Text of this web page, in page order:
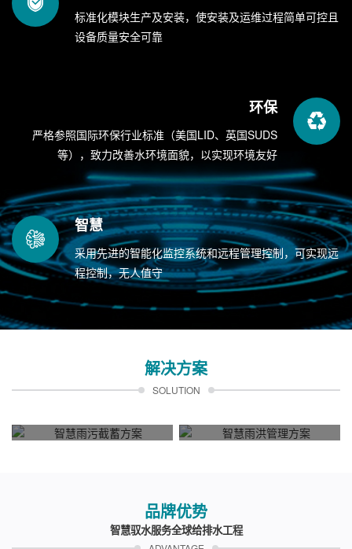
标准化模块生产及安装，使安装及运维过程简单可控且
设备质量安全可靠
环保
严格参照国际环保行业标准（美国LID、英国SUDS
等），致力改善水环境面貌，以实现环境友好
智慧
采用先进的智能化监控系统和远程管理控制，可实现远
程控制，无人值守
解决方案
SOLUTION
城市雨污水收集、治理、排放、回用 城市雨水资源利用、洪涝灾害防范
品牌优势
智慧驭水服务全球给排水工程